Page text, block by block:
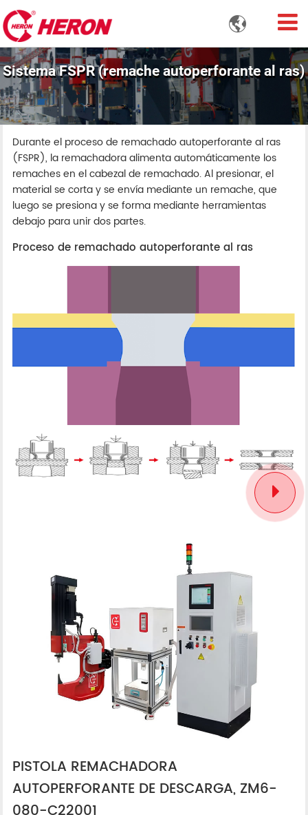

Sistema FSPR (remache autoperforante al ras)
Durante el proceso de remachado autoperforante al ras
(FSPR), la remachadora alimenta automáticamente los
remaches en el cabezal de remachado. Al presionar, el
material se corta y se envía mediante un remache, que
luego se presiona y se forma mediante herramientas
debajo para unir dos partes.
Proceso de remachado autoperforante al ras
PISTOLA REMACHADORA
AUTOPERFORANTE DE DESCARGA, ZM6-